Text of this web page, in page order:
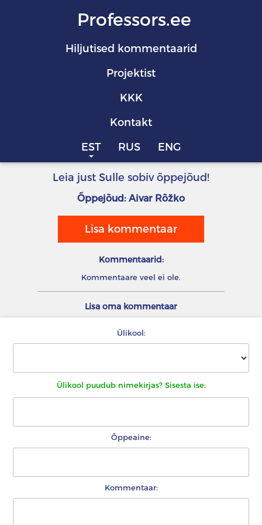
Professors.ee
Hiljutised kommentaarid
Projektist
KKK
Kontakt
EST
RUS ENG
Leia just Sulle sobiv õppejõud!
Õppejõud: Aivar Rõžko
Lisa kommentaar
Kommentaarid:
Kommentaare veel ei ole.
Lisa oma kommentaar
Ülikool:
Ülikool puudub nimekirjas? Sisesta ise:
Õppeaine:
Kommentaar: